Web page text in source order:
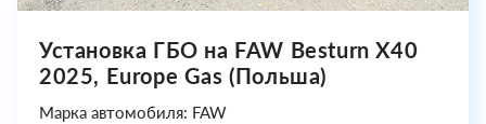
Установка ГБО на FAW Besturn X40
2025, Europe Gas (Польша)
Марка автомобиля: FAW